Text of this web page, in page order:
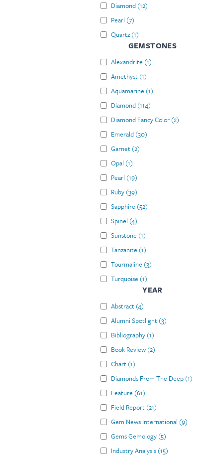
Diamond (12)
Pearl (7)
Quartz (1)
GEMSTONES
Alexandrite (1)
Amethyst (1)
Aquamarine (1)
Diamond (114)
Diamond Fancy Color (2)
Emerald (30)
Garnet (2)
Opal (1)
Pearl (19)
Ruby (39)
Sapphire (52)
Spinel (4)
Sunstone (1)
Tanzanite (1)
Tourmaline (3)
Turquoise (1)
YEAR
Abstract (4)
Alumni Spotlight (3)
Bibliography (1)
Book Review (2)
Chart (1)
Diamonds From The Deep (1)
Feature (61)
Field Report (21)
Gem News International (9)
Gems Gemology (5)
Industry Analysis (15)